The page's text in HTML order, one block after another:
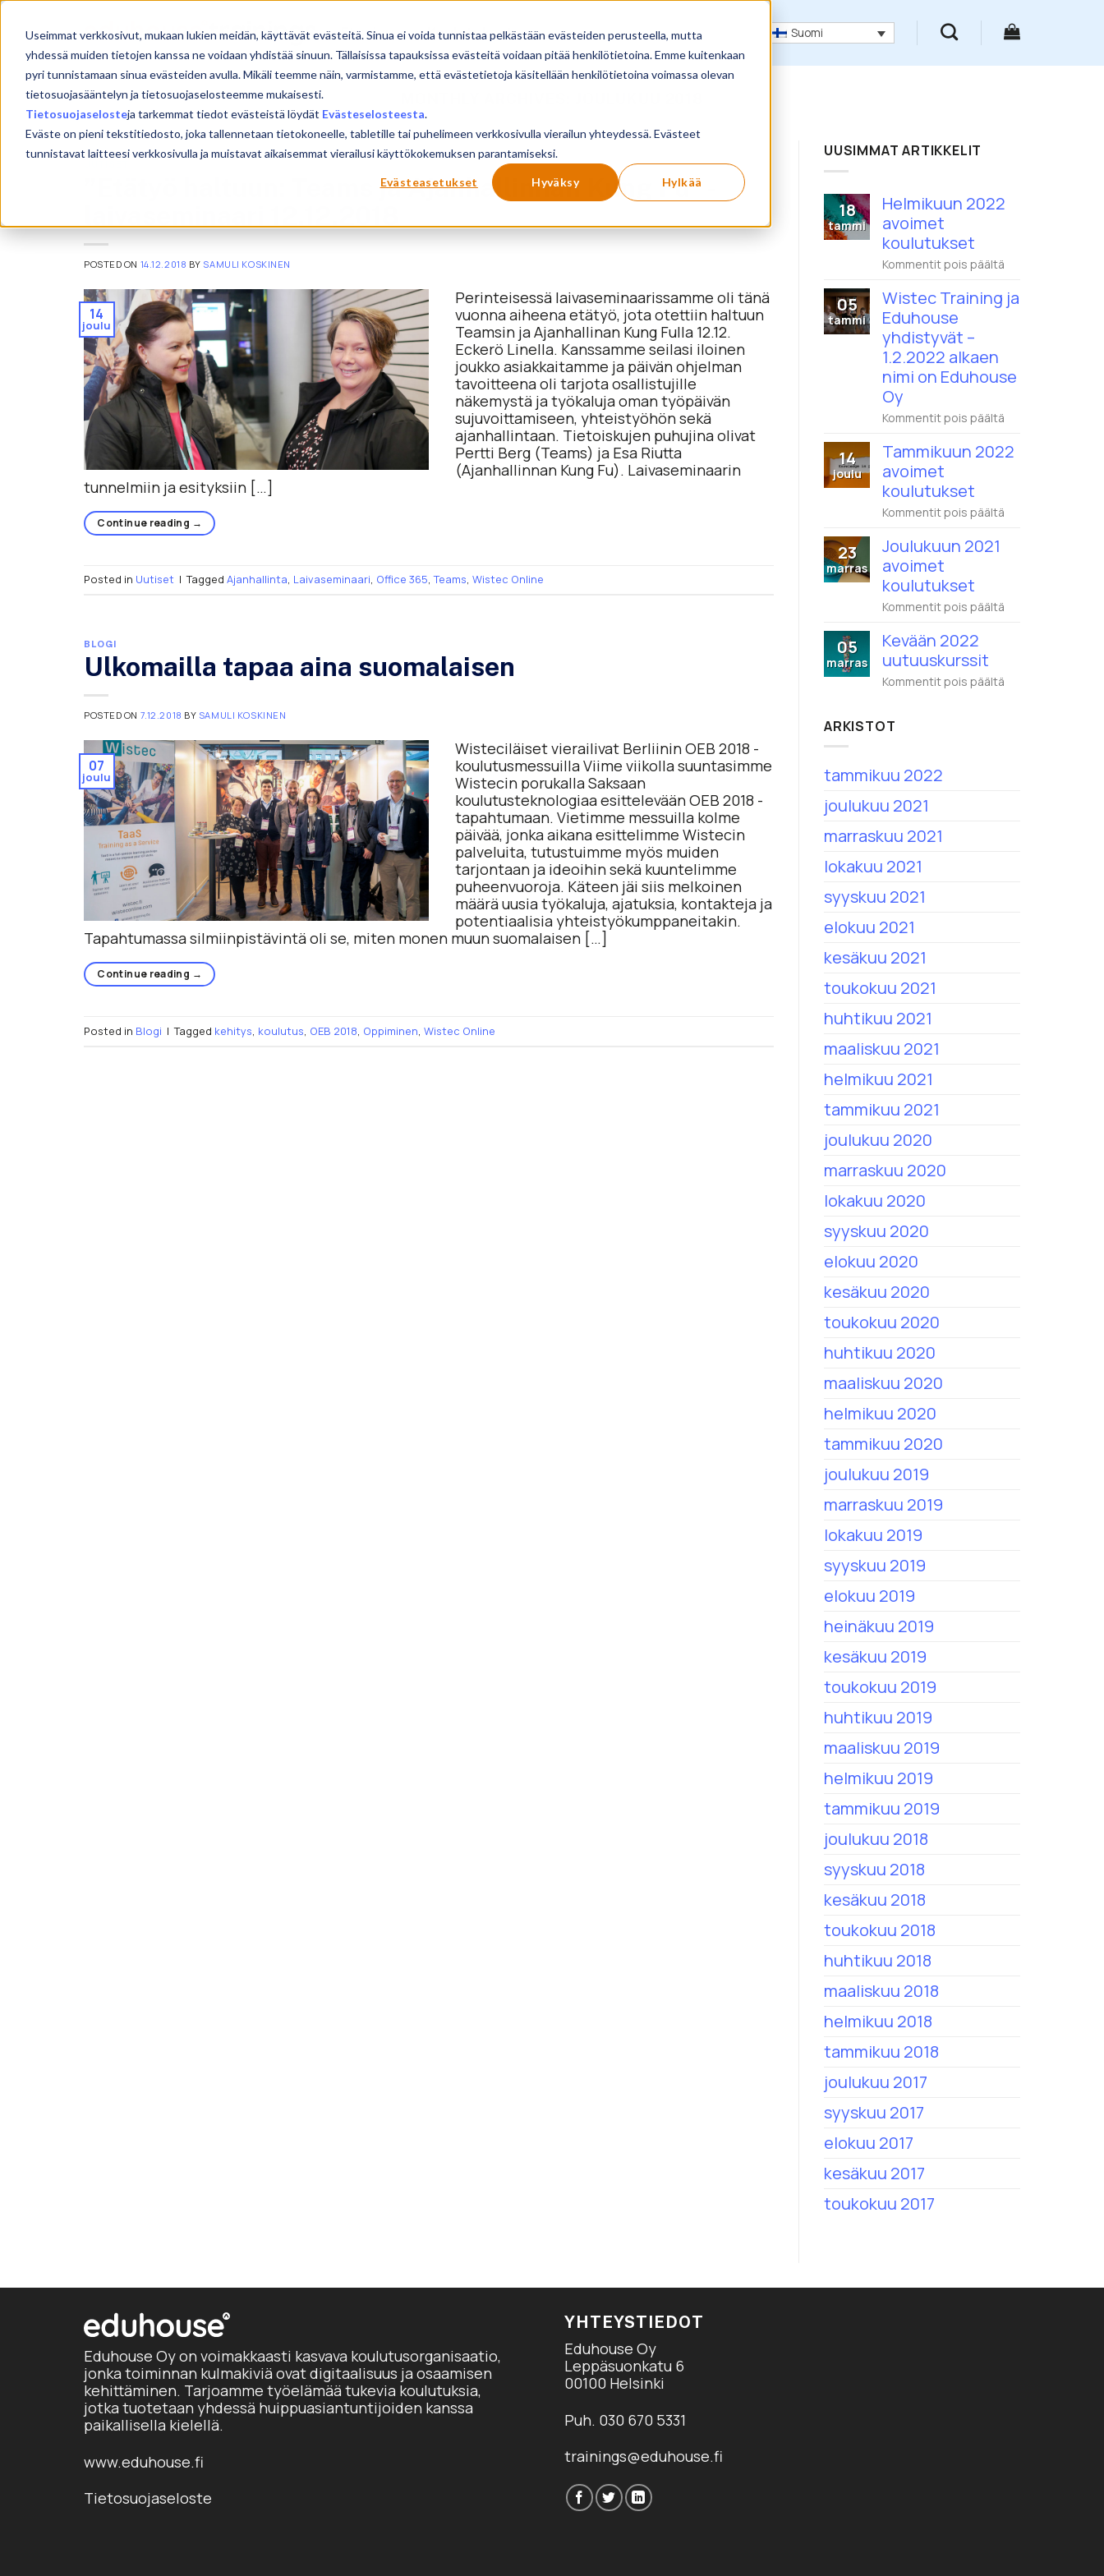
Useimmat verkkosivut, mukaan lukien meidän, käyttävät evästeitä. Sinua ei voida tunnistaa pelkästään evästeiden perusteella, mutta
yhdessä muiden tietojen kanssa ne voidaan yhdistää sinuun. Tällaisissa tapauksissa evästeitä voidaan pitää henkilötietoina. Emme kuitenkaan
pyri tunnistamaan sinua evästeiden avulla. Mikäli teemme näin, varmistamme, että evästetietoja käsitellään henkilötietoina voimassa olevan
tietosuojasääntelyn ja tietosuojaselosteemme mukaisesti.
Tietosuojaselosteja tarkemmat tiedot evästeistä löydät Evästeselosteesta.
Eväste on pieni tekstitiedosto, joka tallennetaan tietokoneelle, tabletille tai puhelimeen verkkosivulla vierailun yhteydessä. Evästeet
tunnistavat laitteesi verkkosivulla ja muistavat aikaisemmat vierailusi käyttökokemuksen parantamiseksi.
Evästeasetukset Hyväksy Hylkää
Skip
content
Etusivu Koulutukset Suomi
”Etätyö haltuun: Teams ja Ajanhallinnan Kung Fu” -
POSTED ON 14.12.2018 BY SAMULI KOSKINEN
14
joulu
Perinteisessä laivaseminaarissamme oli tänä
vuonna aiheena etätyö, jota otettiin haltuun
Teamsin ja Ajanhallinan Kung Fulla 12.12.
Eckerö Linella. Kanssamme seilasi iloinen
joukko asiakkaitamme ja päivän ohjelman
tavoitteena oli tarjota osallistujille
näkemystä ja työkaluja oman työpäivän
sujuvoittamiseen, yhteistyöhön sekä
ajanhallintaan. Tietoiskujen puhujina olivat
Pertti Berg (Teams) ja Esa Riutta
(Ajanhallinnan Kung Fu). Laivaseminaarin
tunnelmiin ja esityksiin […]
Continue reading →
Posted in Uutiset | Tagged Ajanhallinta, Laivaseminaari, Office 365,Teams, Wistec Online
BLOGI
Ulkomailla tapaa aina suomalaisen
POSTED ON 7.12.2018 BY SAMULI KOSKINEN
07
joulu
Wisteciläiset vierailivat Berliinin OEB 2018 -
koulutusmessuilla Viime viikolla suuntasimme
Wistecin porukalla Saksaan
koulutusteknologiaa esittelevään OEB 2018 -
tapahtumaan. Vietimme messuilla kolme
päivää, jonka aikana esittelimme Wistecin
palveluita, tutustuimme myös muiden
tarjontaan ja ideoihin sekä kuuntelimme
puheenvuoroja. Käteen jäi siis melkoinen
määrä uusia työkaluja, ajatuksia, kontakteja ja
potentiaalisia yhteistyökumppaneitakin.
Tapahtumassa silmiinpistävintä oli se, miten monen muun suomalaisen […]
Continue reading →
Posted in Blogi | Tagged kehitys, koulutus, OEB 2018, Oppiminen, Wistec Online
UUSIMMAT ARTIKKELIT
18
tammi
Helmikuun 2022
avoimet
koulutukset
Kommentit pois päältä
2022
avoimet
05
tammi
Wistec Training ja
Eduhouse
yhdistyvät –
1.2.2022 alkaen
nimi on Eduhouse
Oy
Kommentit pois päältä
Training
ja
14
joulu
Tammikuun 2022
avoimet
koulutukset
Kommentit pois päältä
23
marras
Joulukuun 2021
avoimet
koulutukset
Kommentit pois päältä
05
marras
Kevään 2022
uutuuskurssit
Kommentit pois päältä
ARKISTOT
tammikuu 2022
joulukuu 2021
marraskuu 2021
lokakuu 2021
syyskuu 2021
elokuu 2021
kesäkuu 2021
toukokuu 2021
huhtikuu 2021
maaliskuu 2021
helmikuu 2021
tammikuu 2021
joulukuu 2020
marraskuu 2020
lokakuu 2020
syyskuu 2020
elokuu 2020
kesäkuu 2020
toukokuu 2020
huhtikuu 2020
maaliskuu 2020
helmikuu 2020
tammikuu 2020
joulukuu 2019
marraskuu 2019
lokakuu 2019
syyskuu 2019
elokuu 2019
heinäkuu 2019
kesäkuu 2019
toukokuu 2019
huhtikuu 2019
maaliskuu 2019
helmikuu 2019
tammikuu 2019
joulukuu 2018
syyskuu 2018
kesäkuu 2018
toukokuu 2018
huhtikuu 2018
maaliskuu 2018
helmikuu 2018
tammikuu 2018
joulukuu 2017
syyskuu 2017
elokuu 2017
kesäkuu 2017
toukokuu 2017
Eduhouse Oy on voimakkaasti kasvava koulutusorganisaatio,
jonka toiminnan kulmakiviä ovat digitaalisuus ja osaamisen
kehittäminen. Tarjoamme työelämää tukevia koulutuksia,
jotka tuotetaan yhdessä huippuasiantuntijoiden kanssa
paikallisella kielellä.
www.eduhouse.fi
Tietosuojaseloste
YHTEYSTIEDOT
Eduhouse Oy
Leppäsuonkatu 6
00100 Helsinki
Puh. 030 670 5331
trainings@eduhouse.fi